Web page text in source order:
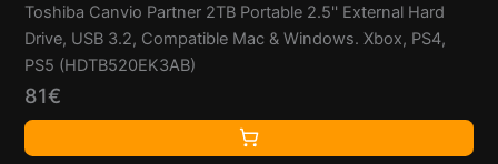
Toshiba Canvio Partner 2TB Portable 2.5'' External Hard
Drive, USB 3.2, Compatible Mac & Windows. Xbox, PS4,
PS5 (HDTB520EK3AB)
81€